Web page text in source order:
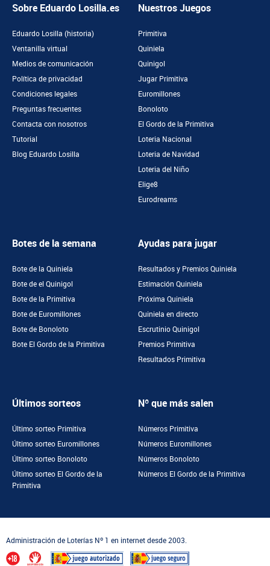
Sobre Eduardo Losilla.es
Eduardo Losilla (historia)
Ventanilla virtual
Medios de comunicación
Política de privacidad
Condiciones legales
Preguntas frecuentes
Contacta con nosotros
Tutorial
Blog Eduardo Losilla
Nuestros Juegos
Primitiva
Quiniela
Quinigol
Jugar Primitiva
Euromillones
Bonoloto
El Gordo de la Primitiva
Loteria Nacional
Loteria de Navidad
Loteria del Niño
Elige8
Eurodreams
Botes de la semana
Bote de la Quiniela
Bote de el Quinigol
Bote de la Primitiva
Bote de Euromillones
Bote de Bonoloto
Bote El Gordo de la Primitiva
Ayudas para jugar
Resultados y Premios Quiniela
Estimación Quiniela
Próxima Quiniela
Quiniela en directo
Escrutinio Quinigol
Premios Primitiva
Resultados Primitiva
Últimos sorteos
Último sorteo Primitiva
Último sorteo Euromillones
Último sorteo Bonoloto
Último sorteo El Gordo de la
Primitiva
Nº que más salen
Números Primitiva
Números Euromillones
Números Bonoloto
Números El Gordo de la Primitiva
Administración de Loterías Nº 1 en internet desde 2003.